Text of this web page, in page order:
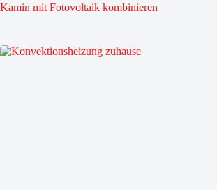
Kamin mit Fotovoltaik kombinieren